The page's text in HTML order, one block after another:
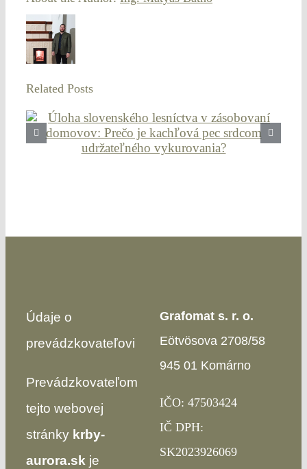
Related Posts
Údaje o
prevádzkovateľovi
Prevádzkovateľom
tejto webovej
stránky krby-
aurora.skje
Grafomat s. r. o.
Eötvösova 2708/58
945 01 Komárno
IČO: 47503424
IČ DPH:
SK2023926069